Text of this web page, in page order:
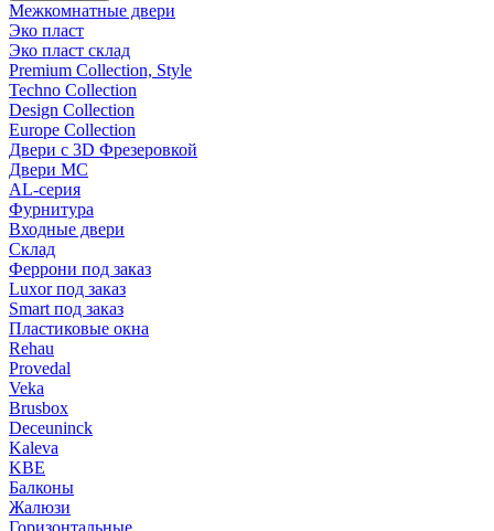
Межкомнатные двери
Эко пласт
Эко пласт склад
Premium Collection, Style
Techno Collection
Design Collection
Europe Collection
Двери с 3D Фрезеровкой
Двери МС
AL-серия
Фурнитура
Входные двери
Склад
Феррони под заказ
Luxor под заказ
Smart под заказ
Пластиковые окна
Rehau
Provedal
Veka
Brusbox
Deceuninck
Kaleva
KBE
Балконы
Жалюзи